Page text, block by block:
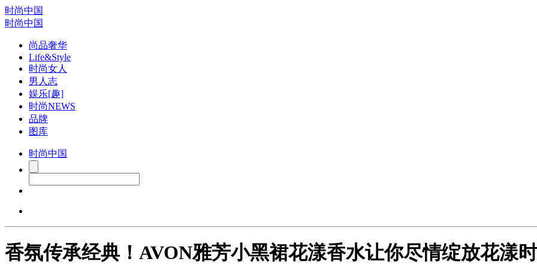
时尚中国
时尚中国
尚品奢华
Life&Style
时尚女人
男人志
娱乐[趣]
时尚NEWS
品牌
图库
时尚中国
香氛传承经典！AVON雅芳小黑裙花漾香水让你尽情绽放花漾